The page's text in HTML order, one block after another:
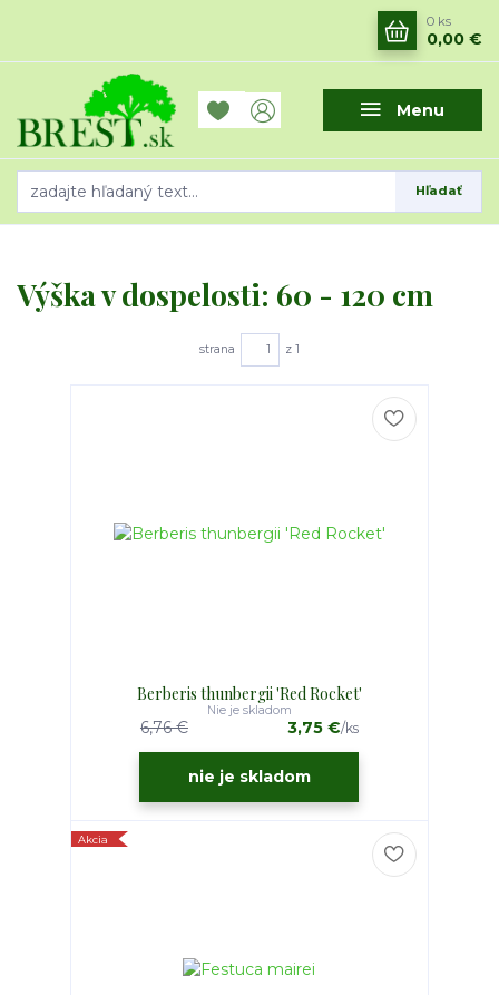
Menu
Hľadať
0 ks
0,00 €
Výška v dospelosti: 60 - 120 cm
strana z 1
Berberis thunbergii 'Red Rocket'
6,76 € 3,75 €/ks
Nie je skladom
nie je skladom
Akcia